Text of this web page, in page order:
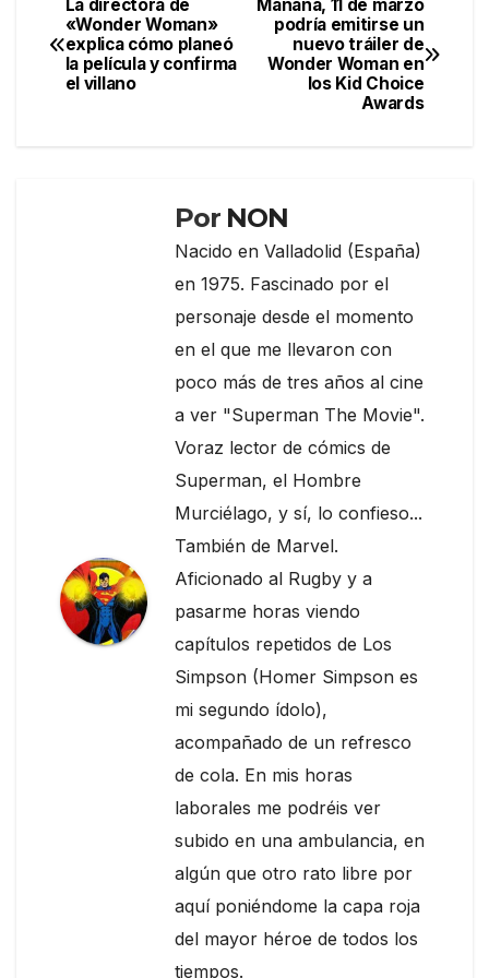
b
o
a
m
ar
tir
Navegación
de
Mañana, 11 de marzo
podría emitirse un
nuevo tráiler de
Wonder Woman en
los Kid Choice
Awards
La directora de
«Wonder Woman»
explica cómo planeó
la película y confirma
el villano
Por NON
Nacido en Valladolid (España)
en 1975. Fascinado por el
personaje desde el momento
en el que me llevaron con
poco más de tres años al cine
a ver "Superman The Movie".
Voraz lector de cómics de
Superman, el Hombre
Murciélago, y sí, lo confieso...
También de Marvel.
Aficionado al Rugby y a
pasarme horas viendo
capítulos repetidos de Los
Simpson (Homer Simpson es
mi segundo ídolo),
acompañado de un refresco
de cola. En mis horas
laborales me podréis ver
subido en una ambulancia, en
algún que otro rato libre por
aquí poniéndome la capa roja
del mayor héroe de todos los
tiempos.